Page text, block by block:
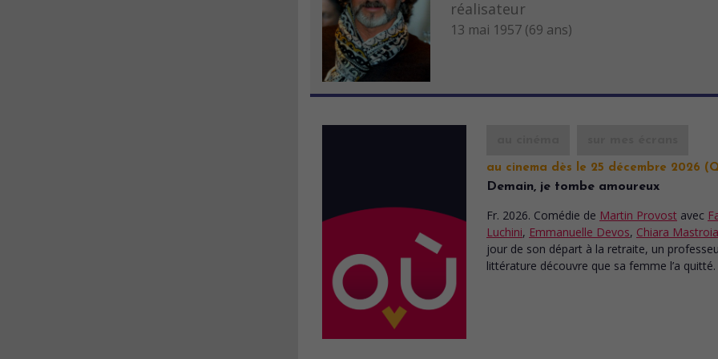
réalisateur
13 mai 1957 (69 ans)
au cinema dès le 25 décembre 2026
Demain, je tombe amoureux
Fr. 2026. Comédie de Martin Provost avec
Luchini, Emmanuelle Devos, Chiara
jour de son départ à la retraite, un
littérature découvre que sa femme l’a quitté.